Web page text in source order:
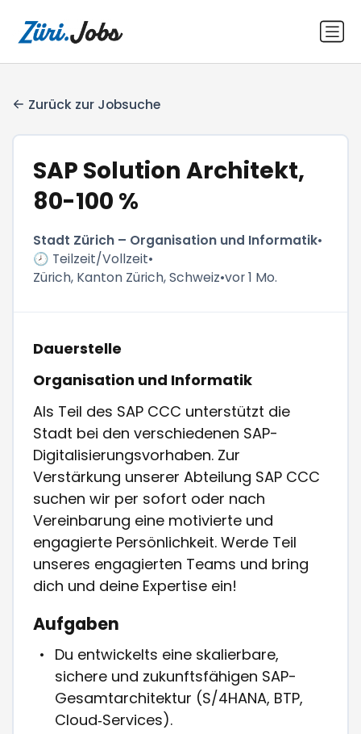
Zurück zur Jobsuche
SAP Solution Architekt,
80-100 %
Stadt Zürich – Organisation und Informatik•
🕗 Teilzeit/Vollzeit•
Zürich, Kanton Zürich, Schweiz•vor 1 Mo.
Dauerstelle
Organisation und Informatik
Als Teil des SAP CCC unterstützt die
Stadt bei den verschiedenen SAP-
Digitalisierungsvorhaben. Zur
Verstärkung unserer Abteilung SAP CCC
suchen wir per sofort oder nach
Vereinbarung eine motivierte und
engagierte Persönlichkeit. Werde Teil
unseres engagierten Teams und bring
dich und deine Expertise ein!
Aufgaben
Du entwickelts eine skalierbare,
sichere und zukunftsfähigen SAP-
Gesamtarchitektur (S/4HANA, BTP,
Cloud‑Services).